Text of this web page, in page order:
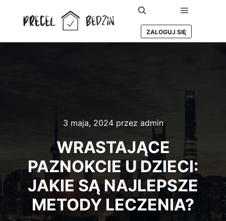
Szukaj Główne
ZALOGUJ SIĘ
3 maja, 2024przez admin
WRASTAJĄCE
PAZNOKCIE U DZIECI:
JAKIE SĄ NAJLEPSZE
METODY LECZENIA?